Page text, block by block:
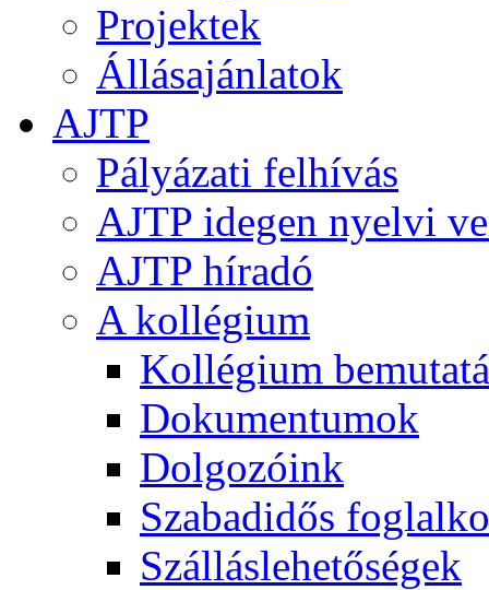
Projektek
Állásajánlatok
AJTP
Pályázati felhívás
AJTP idegen nyelvi
AJTP híradó
A kollégium
Kollégium
Dokumentumok
Dolgozóink
Szabadidős
Szálláslehetőségek